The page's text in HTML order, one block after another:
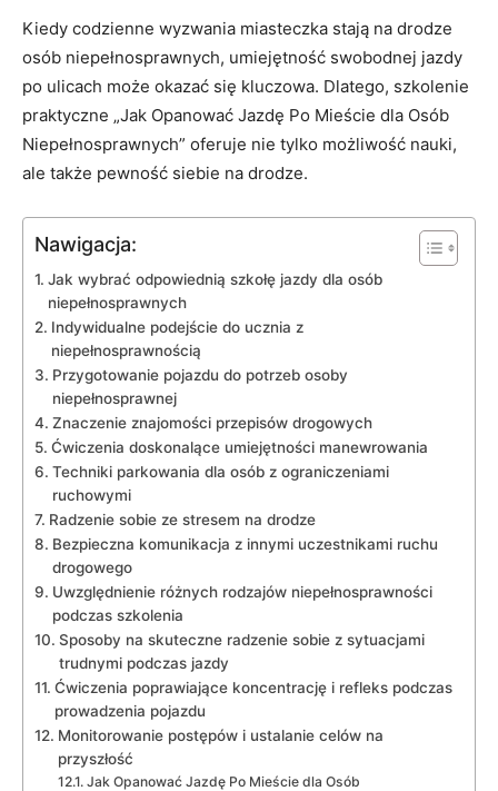
Kiedy codzienne wyzwania miasteczka stają na drodze
osób niepełnosprawnych, umiejętność swobodnej jazdy
po ulicach może⁣ okazać się kluczowa.⁤ Dlatego, szkolenie
praktyczne „Jak Opanować Jazdę Po‌ Mieście dla Osób
Niepełnosprawnych” oferuje nie tylko możliwość nauki,
ale także pewność siebie na drodze.
Nawigacja:
Jak wybrać odpowiednią szkołę jazdy dla osób
niepełnosprawnych
Indywidualne‍ podejście do ​ucznia z​
niepełnosprawnością
Przygotowanie pojazdu do potrzeb ‌osoby
niepełnosprawnej
Znaczenie znajomości przepisów drogowych
Ćwiczenia doskonalące umiejętności⁢ manewrowania
Techniki⁤ parkowania dla osób z ograniczeniami
ruchowymi
Radzenie⁣ sobie ze ⁤stresem⁤ na‌ drodze
Bezpieczna komunikacja‌ z ‌innymi uczestnikami ruchu
drogowego
Uwzględnienie różnych rodzajów ‌niepełnosprawności‌
podczas szkolenia
Sposoby ⁣na skuteczne radzenie sobie ⁣z sytuacjami
trudnymi podczas jazdy
Ćwiczenia poprawiające koncentrację i refleks podczas
prowadzenia ‌pojazdu
Monitorowanie postępów i ustalanie celów na
przyszłość
Jak⁣ Opanować Jazdę‌ Po Mieście dla Osób